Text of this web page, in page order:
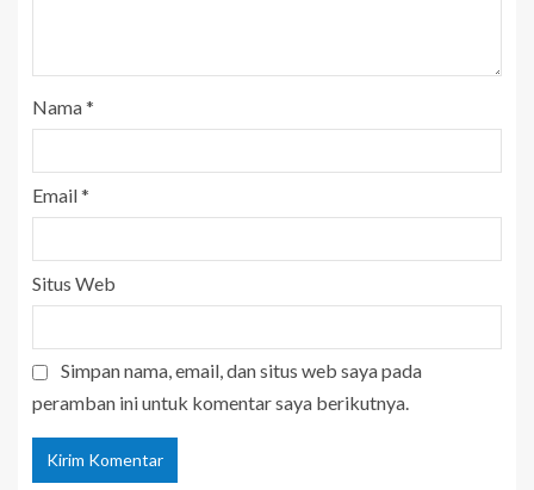
Nama*
Email*
Situs Web
Simpan nama, email, dan situs web saya pada
peramban ini untuk komentar saya berikutnya.